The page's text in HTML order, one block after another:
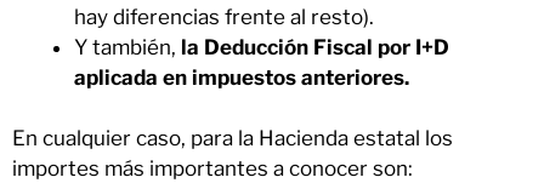
hay diferencias frente al resto).
Y también, la Deducción Fiscal por I+D
aplicada en impuestos anteriores.
En cualquier caso, para la Hacienda estatal los
importes más importantes a conocer son: